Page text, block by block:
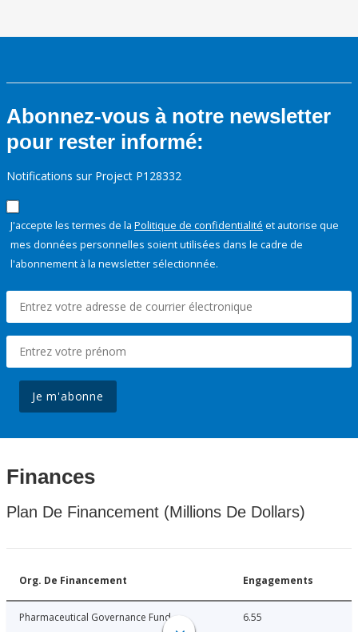
Abonnez-vous à notre newsletter
pour rester informé:
Notifications sur Project P128332
J'accepte les termes de la Politique de confidentialité et autorise que
mes données personnelles soient utilisées dans le cadre de
l'abonnement à la newsletter sélectionnée.
Je m'abonne
Finances
Plan De Financement (Millions De Dollars)
Org. De Financement Engagements
Pharmaceutical Governance Fund 6.55